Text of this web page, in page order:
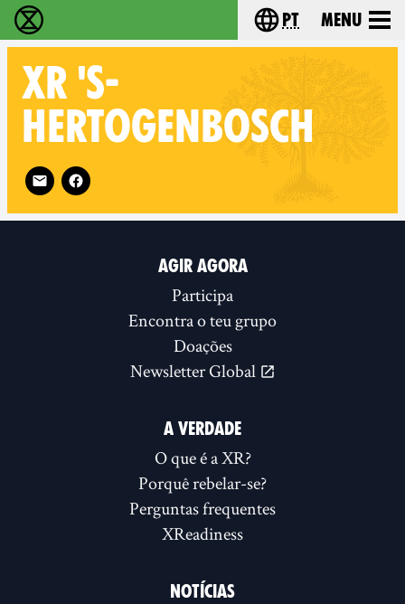
Extinction Rebellion - Home Choose your
pt Menu
XR 'S-
HERTOGENBOSCH
Follow XR 's-Hertogenbosch on
AGIR AGORA
Participa
Encontra o teu grupo
Doações
Newsletter Global
A VERDADE
O que é a XR?
Porquê rebelar-se?
Perguntas frequentes
XReadiness
NOTÍCIAS